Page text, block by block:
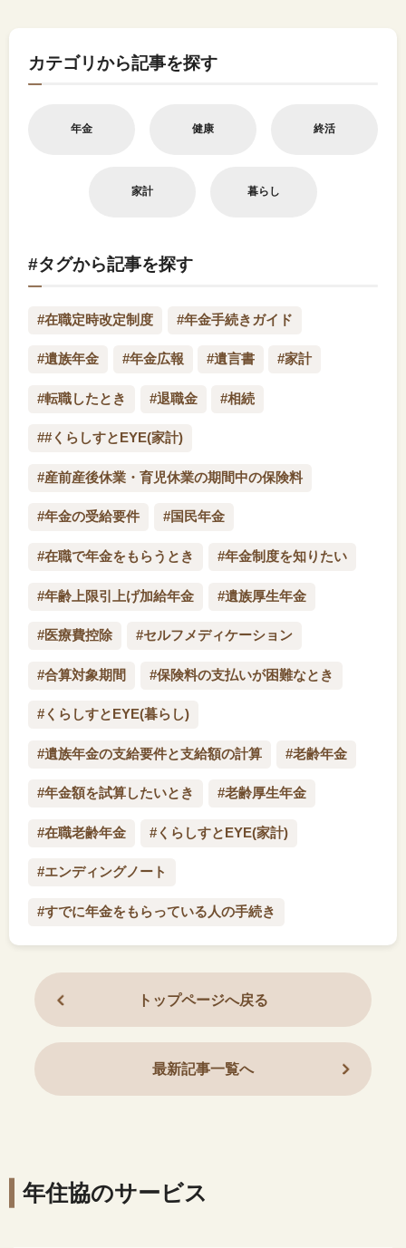
カテゴリから記事を探す
年金 健康 終活
家計 暮らし
#タグから記事を探す
#在職定時改定制度 #年金手続きガイド
#遺族年金 #年金広報 #遺言書 #家計
#転職したとき #退職金 #相続
##くらしすとEYE(家計)
#産前産後休業・育児休業の期間中の保険料
#年金の受給要件 #国民年金
#在職で年金をもらうとき #年金制度を知りたい
#年齢上限引上げ加給年金 #遺族厚生年金
#医療費控除 #セルフメディケーション
#合算対象期間 #保険料の支払いが困難なとき
#くらしすとEYE(暮らし)
#遺族年金の支給要件と支給額の計算 #老齢年金
#年金額を試算したいとき #老齢厚生年金
#在職老齢年金 #くらしすとEYE(家計)
#エンディングノート
#すでに年金をもらっている人の手続き
トップページへ戻る
最新記事一覧へ
年住協のサービス